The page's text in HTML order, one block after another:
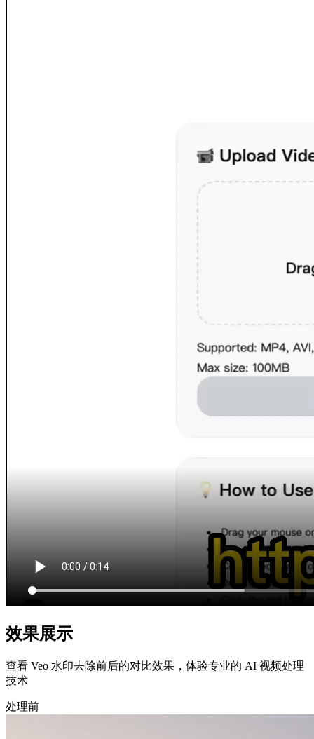
效果展示
查看 Veo 水印去除前后的对比效果，体验专业的 AI 视频处理
技术
处理前